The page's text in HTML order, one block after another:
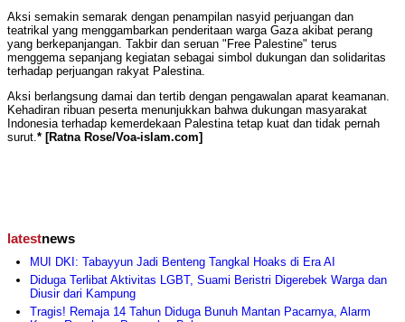
Aksi semakin semarak dengan penampilan nasyid perjuangan dan
teatrikal yang menggambarkan penderitaan warga Gaza akibat perang
yang berkepanjangan. Takbir dan seruan "Free Palestine" terus
menggema sepanjang kegiatan sebagai simbol dukungan dan solidaritas
terhadap perjuangan rakyat Palestina.
Aksi berlangsung damai dan tertib dengan pengawalan aparat keamanan.
Kehadiran ribuan peserta menunjukkan bahwa dukungan masyarakat
Indonesia terhadap kemerdekaan Palestina tetap kuat dan tidak pernah
surut.* [Ratna Rose/Voa-islam.com]
latestnews
MUI DKI: Tabayyun Jadi Benteng Tangkal Hoaks di Era AI
Diduga Terlibat Aktivitas LGBT, Suami Beristri Digerebek Warga dan
Diusir dari Kampung
Tragis! Remaja 14 Tahun Diduga Bunuh Mantan Pacarnya, Alarm